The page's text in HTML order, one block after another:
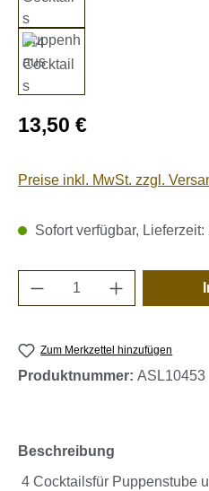
Regulärer Preis:
13,50 €
Preise inkl. MwSt. zzgl.
Sofort verfügbar, Lieferzeit:
Produkt Anzahl: Gib
Zum Merkzettel hinzufügen
Produktnummer: ASL10453
Beschreibung
4 Cocktailsfür Puppenstube